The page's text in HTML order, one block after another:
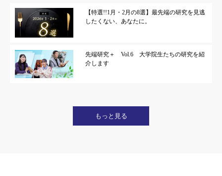
【特選!!1月・2月の8選】最先端の研究を見逃
したくない、あなたに。
先端研究＋ Vol.6 大学院生たちの研究を紹
介します
もっと見る